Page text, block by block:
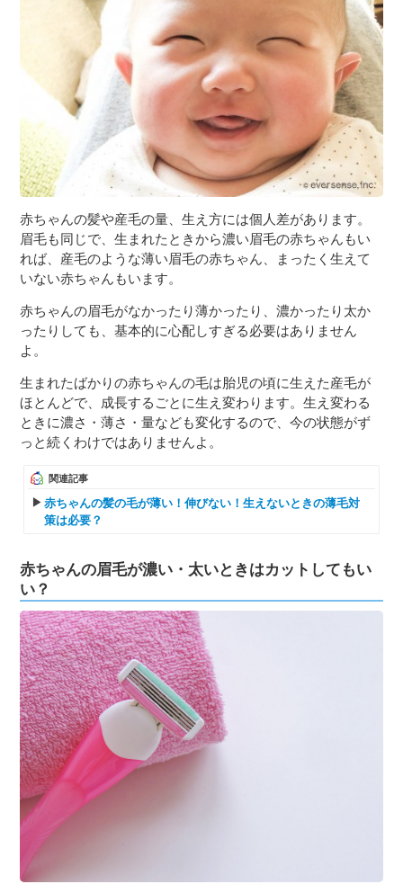
７〜１２歳児
赤ちゃんの髪や産毛の量、生え方には個人差があります。
眉毛も同じで、生まれたときから濃い眉毛の赤ちゃんもい
れば、産毛のような薄い眉毛の赤ちゃん、まったく生えて
いない赤ちゃんもいます。
赤ちゃんの眉毛がなかったり薄かったり、濃かったり太か
ったりしても、基本的に心配しすぎる必要はありません
よ。
生まれたばかりの赤ちゃんの毛は胎児の頃に生えた産毛が
ほとんどで、成長するごとに生え変わります。生え変わる
ときに濃さ・薄さ・量なども変化するので、今の状態がず
っと続くわけではありませんよ。
関連記事
赤ちゃんの髪の毛が薄い！伸びない！生えないときの薄毛対
策は必要？
赤ちゃんの眉毛が濃い・太いときはカットしてもい
い？